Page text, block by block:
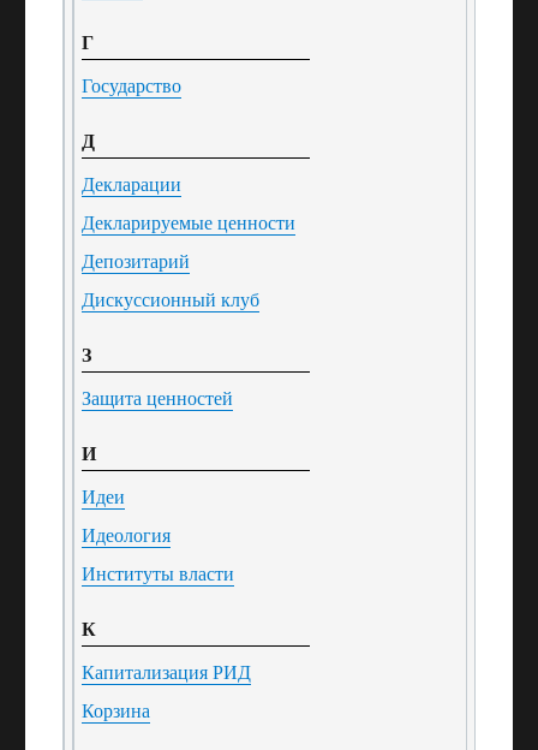
Г
Государство
Д
Декларации
Декларируемые ценности
Депозитарий
Дискуссионный клуб
З
Защита ценностей
И
Идеи
Идеология
Институты власти
К
Капитализация РИД
Корзина